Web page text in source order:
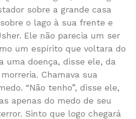
sobre a grande casa
o lago à sua frente e
Ele não parecia um ser
um espírito que voltara do
uma doença, disse ele, da
Chamava sua
“Não tenho”, disse ele,
apenas do medo de seu
Sinto que logo chegará